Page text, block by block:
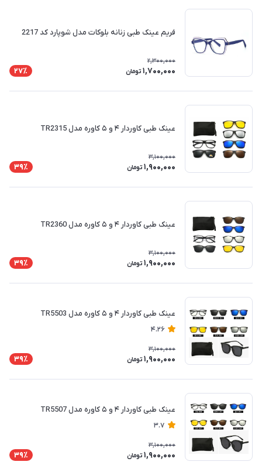
فریم عینک طبی زنانه بلوکات مدل شوپارد کد 2217
2,300,000
1,700,000 تومان 27٪
عینک طبی کاوردار ۴ و ۵ کاوره مدل TR2315
3,100,000
1,900,000 تومان 39٪
عینک طبی کاوردار ۴ و ۵ کاوره مدل TR2360
3,100,000
1,900,000 تومان 39٪
عینک طبی کاوردار ۴ و ۵ کاوره مدل TR5503
4.26
3,100,000
1,900,000 تومان 39٪
عینک طبی کاوردار ۴ و ۵ کاوره مدل TR5507
3.7
3,100,000
1,900,000 تومان 39٪